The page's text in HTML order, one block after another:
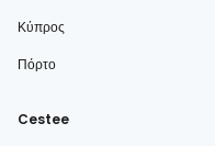
Κύπρος
Πόρτο
Cestee